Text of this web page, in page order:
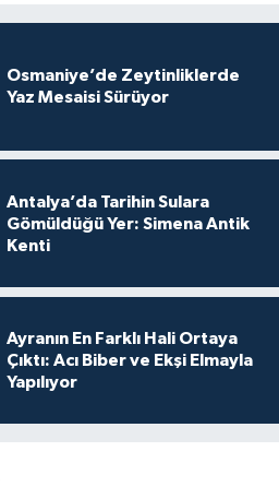
Osmaniye’de Zeytinliklerde
Yaz Mesaisi Sürüyor
Antalya’da Tarihin Sulara
Gömüldüğü Yer: Simena Antik
Kenti
Ayranın En Farklı Hali Ortaya
Çıktı: Acı Biber ve Ekşi Elmayla
Yapılıyor